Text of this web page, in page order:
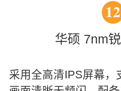
12
华硕 7nm
采用全高清IPS屏幕，